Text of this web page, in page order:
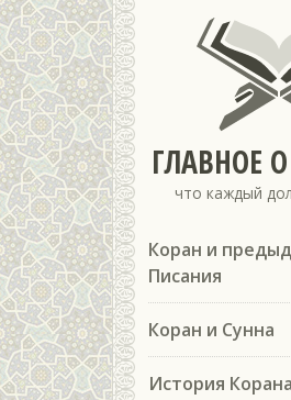
ГЛАВНОЕ
что каждый
Коран и
Писания
Коран и Сунна
История Корана